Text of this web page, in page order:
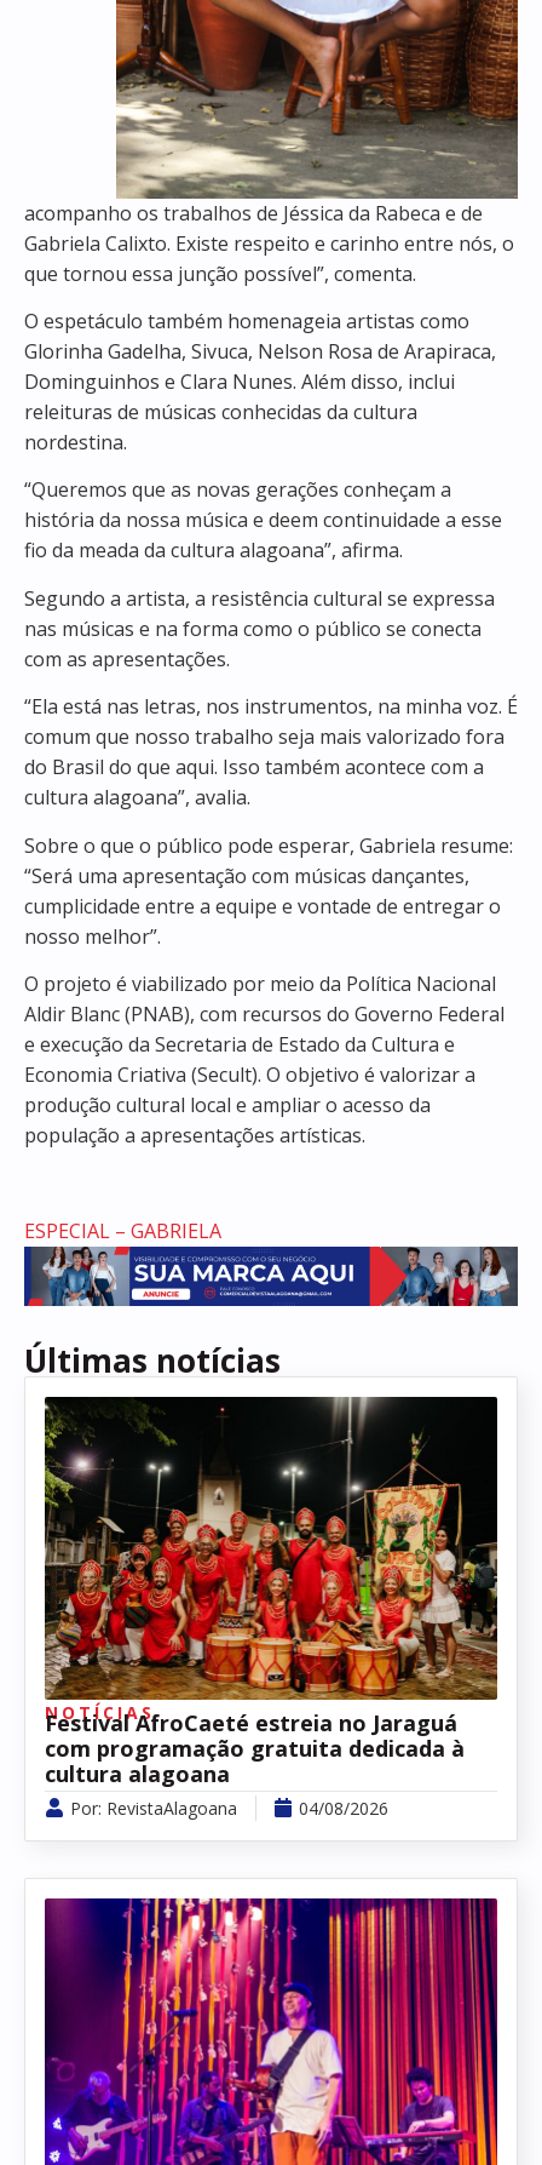
acompanho os trabalhos de Jéssica da Rabeca e de
Gabriela Calixto. Existe respeito e carinho entre nós, o
que tornou essa junção possível”, comenta.
O espetáculo também homenageia artistas como
Glorinha Gadelha, Sivuca, Nelson Rosa de Arapiraca,
Dominguinhos e Clara Nunes. Além disso, inclui
releituras de músicas conhecidas da cultura
nordestina.
“Queremos que as novas gerações conheçam a
história da nossa música e deem continuidade a esse
fio da meada da cultura alagoana”, afirma.
Segundo a artista, a resistência cultural se expressa
nas músicas e na forma como o público se conecta
com as apresentações.
“Ela está nas letras, nos instrumentos, na minha voz. É
comum que nosso trabalho seja mais valorizado fora
do Brasil do que aqui. Isso também acontece com a
cultura alagoana”, avalia.
Sobre o que o público pode esperar, Gabriela resume:
“Será uma apresentação com músicas dançantes,
cumplicidade entre a equipe e vontade de entregar o
nosso melhor”.
O projeto é viabilizado por meio da Política Nacional
Aldir Blanc (PNAB), com recursos do Governo Federal
e execução da Secretaria de Estado da Cultura e
Economia Criativa (Secult). O objetivo é valorizar a
produção cultural local e ampliar o acesso da
população a apresentações artísticas.
ESPECIAL – GABRIELA
Últimas notícias
NOTÍCIAS
Festival AfroCaeté estreia no Jaraguá
com programação gratuita dedicada à
cultura alagoana
Por: RevistaAlagoana 04/08/2026